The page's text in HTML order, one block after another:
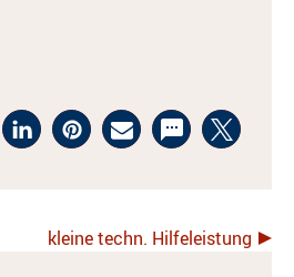
kleine techn. Hilfeleistung